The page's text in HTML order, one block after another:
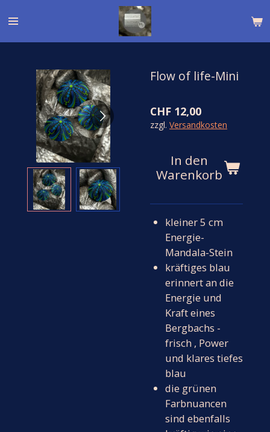
Hauptinhalt
springen
Flow of life-Mini
CHF 12,00
zzgl. Versandkosten
In den
Warenkorb
kleiner 5 cm
Energie-
Mandala-Stein
kräftiges blau
erinnert an die
Energie und
Kraft eines
Bergbachs -
frisch , Power
und klares tiefes
blau
die grünen
Farbnuancen
sind ebenfalls